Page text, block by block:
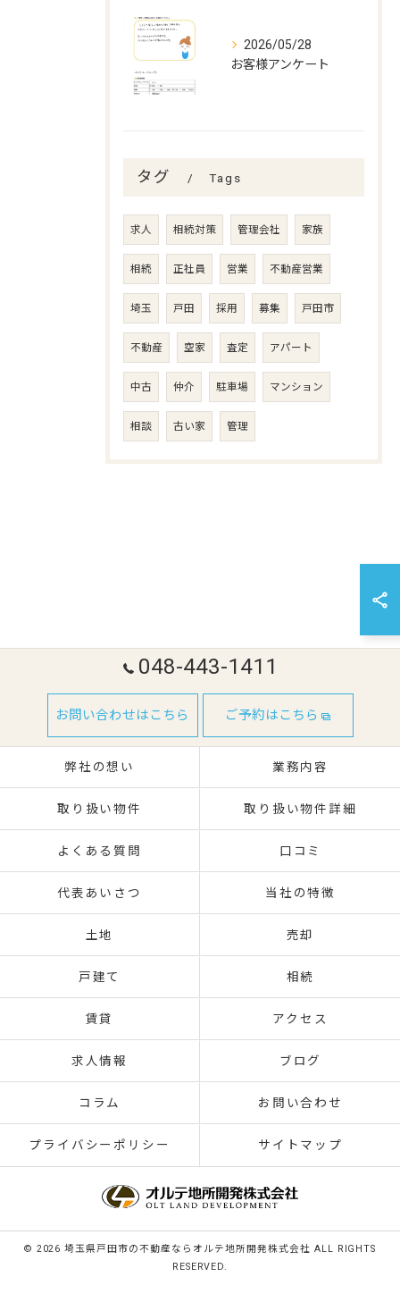
2026/05/28
お客様アンケート
タグ Tags
求人 相続対策 管理会社 家族
相続 正社員 営業 不動産営業
埼玉 戸田 採用 募集 戸田市
不動産 空家 査定 アパート
中古 仲介 駐車場 マンション
相談 古い家 管理
048-443-1411
お問い合わせはこちら ご予約はこちら
弊社の想い 業務内容
取り扱い物件 取り扱い物件詳細
よくある質問 口コミ
代表あいさつ 当社の特徴
土地 売却
戸建て 相続
賃貸 アクセス
求人情報 ブログ
コラム お問い合わせ
プライバシーポリシー サイトマップ
© 2026 埼玉県戸田市の不動産ならオルテ地所開発株式会社 ALL RIGHTS
RESERVED.